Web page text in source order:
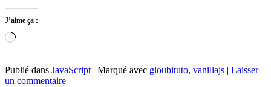
J’aime ça :
Chargement…
Publié dans JavaScript | Marqué avec gloubituto, vanillajs | Laisser
un commentaire